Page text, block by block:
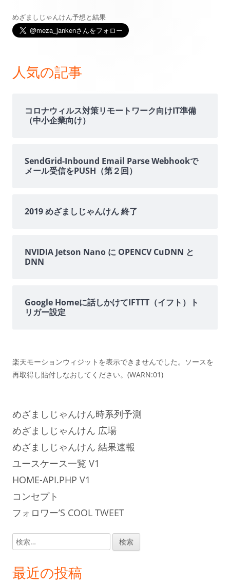
メ
ン
めざましじゃんけん予想と結果
人気の記事
コロナウィルス対策リモートワーク向けIT準備
（中小企業向け）
SendGrid-Inbound Email Parse Webhookで
メール受信をPUSH（第２回）
2019 めざましじゃんけん 終了
NVIDIA Jetson Nano に OPENCV CuDNN と
DNN
Google Homeに話しかけてIFTTT（イフト）ト
リガー設定
楽天モーションウィジットを表示できませんでした。ソースを
再取得し貼付しなおしてください。(WARN:01)
めざましじゃんけん時系列予測
めざましじゃんけん 広場
めざましじゃんけん 結果速報
ユースケース一覧 V1
HOME-API.PHP V1
コンセプト
フォロワー’S COOL TWEET
検
索:
最近の投稿